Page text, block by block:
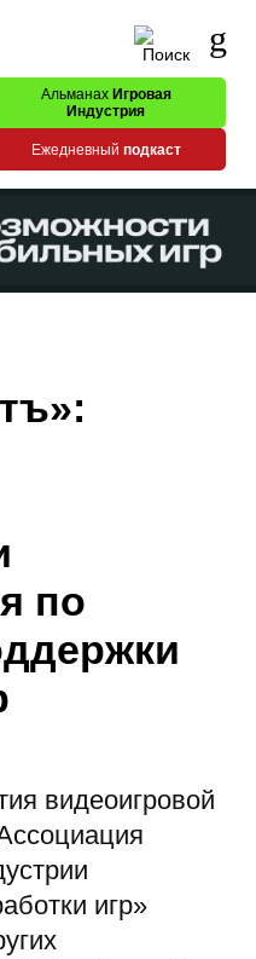
Альманах Игровая
Индустрия
Ежедневный подкаст
по
видеоигровой
игр»